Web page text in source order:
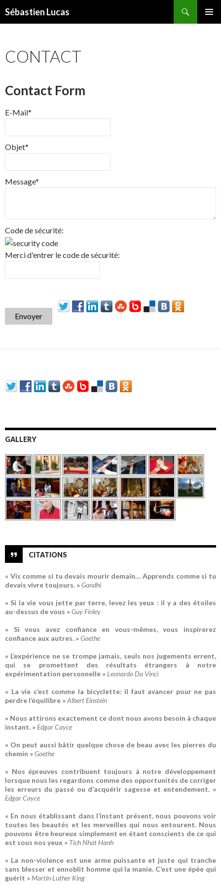
Sébastien Lucas
CONTACT
Contact Form
E-Mail*
Objet*
Message*
Code de sécurité:
Merci d'entrer le code de sécurité:
Envoyer
GALLERY
CITATIONS
« Vis comme si tu devais mourir demain… Apprends comme si tu
devais vivre toujours. »Gandhi
« Si la vie vous jette par terre, levez les yeux : il y a des étoiles
au-dessus de vous »Guy Finley
« Si vous avez confiance en vous-mêmes, vous inspirerez
confiance aux autres. »Goethe
« L’expérience ne se trompe jamais, seuls nos jugements errent,
qui se promettent des résultats étrangers à notre
expérimentation personnelle »Leonardo Da Vinci
« La vie c’est comme la bicyclette: il faut avancer pour ne pas
perdre l’équilibre »Albert Einstein
« Nous attirons exactement ce dont nous avons besoin à chaque
instant. »Edgar Cayce
« On peut aussi bâtir quelque chose de beau avec les pierres du
chemin »Goethe
« Nos épreuves contribuent toujours à notre développement
lorsque nous les regardons comme des opportunités de corriger
les erreurs du passé ou d’acquérir sagesse et entendement. »
Edgar Cayce
« En nous établissant dans l’instant présent, nous pouvons voir
toutes les beautés et les merveilles qui nous entourent. Nous
pouvons être heureux simplement en étant conscients de ce qui
est sous nos yeux » Tich Nhat Hanh
« La non-violence est une arme puissante et juste qui tranche
sans blesser et ennoblit homme qui la manie. C’est une épée qui
guérit »Martin Luther King